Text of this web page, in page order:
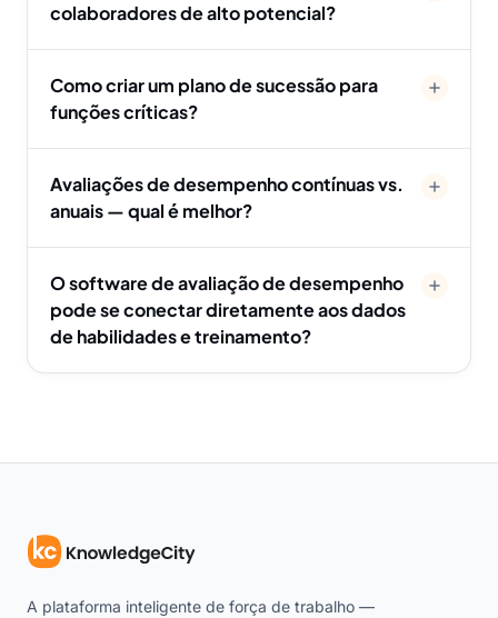
colaboradores de alto potencial?
Como criar um plano de sucessão para
funções críticas?
Avaliações de desempenho contínuas vs.
anuais — qual é melhor?
O software de avaliação de desempenho
pode se conectar diretamente aos dados
de habilidades e treinamento?
A plataforma inteligente de força de trabalho —